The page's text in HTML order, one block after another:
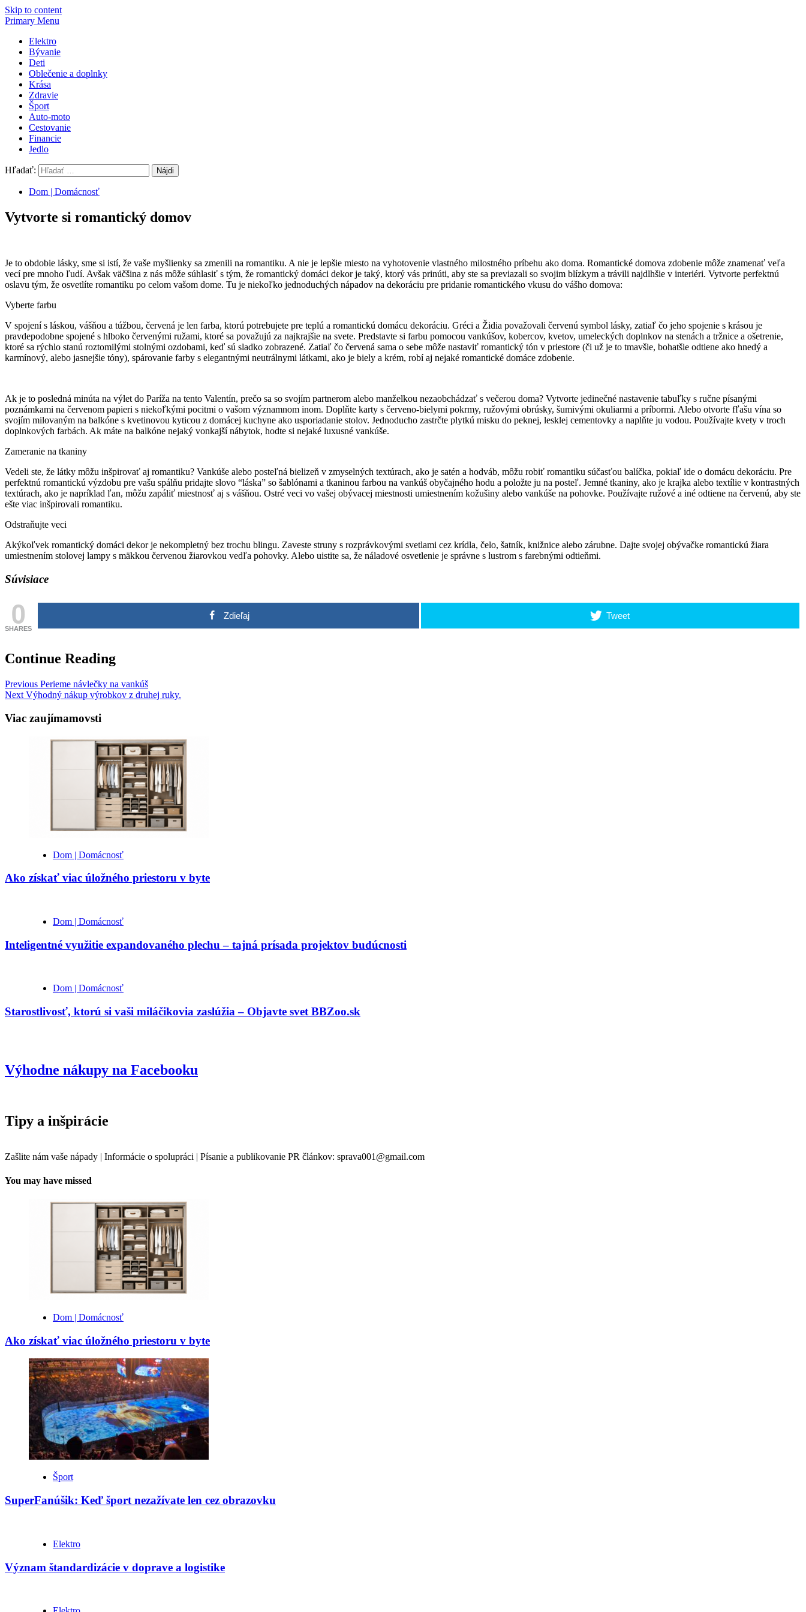
Skip to content
Primary Menu
Elektro
Bývanie
Deti
Oblečenie a doplnky
Krása
Zdravie
Šport
Auto-moto
Cestovanie
Financie
Jedlo
Hľadať:
Dom | Domácnosť
Vytvorte si romantický domov
Je to obdobie lásky, sme si istí, že vaše myšlienky sa zmenili na romantiku. A nie je lepšie miesto na vyhotovenie vlastného milostného príbehu ako doma. Romantické domova zdobenie môže znamenať veľa
vecí pre mnoho ľudí. Avšak väčšina z nás môže súhlasiť s tým, že romantický domáci dekor je taký, ktorý vás prinúti, aby ste sa previazali so svojim blízkym a trávili najdlhšie v interiéri. Vytvorte perfektnú
oslavu tým, že osvetlíte romantiku po celom vašom dome. Tu je niekoľko jednoduchých nápadov na dekoráciu pre pridanie romantického vkusu do vášho domova:
Vyberte farbu
V spojení s láskou, vášňou a túžbou, červená je len farba, ktorú potrebujete pre teplú a romantickú domácu dekoráciu. Gréci a Židia považovali červenú symbol lásky, zatiaľ čo jeho spojenie s krásou je
pravdepodobne spojené s hlboko červenými ružami, ktoré sa považujú za najkrajšie na svete. Predstavte si farbu pomocou vankúšov, kobercov, kvetov, umeleckých doplnkov na stenách a tržnice a ošetrenie,
ktoré sa rýchlo stanú roztomilými stolnými ozdobami, keď sú sladko zobrazené. Zatiaľ čo červená sama o sebe môže nastaviť romantický tón v priestore (či už je to tmavšie, bohatšie odtiene ako hnedý a
karmínový, alebo jasnejšie tóny), spárovanie farby s elegantnými neutrálnymi látkami, ako je biely a krém, robí aj nejaké romantické domáce zdobenie.
Ak je to posledná minúta na výlet do Paríža na tento Valentín, prečo sa so svojím partnerom alebo manželkou nezaobchádzať s večerou doma? Vytvorte jedinečné nastavenie tabuľky s ručne písanými
poznámkami na červenom papieri s niekoľkými pocitmi o vašom významnom inom. Doplňte karty s červeno-bielymi pokrmy, ružovými obrúsky, šumivými okuliarmi a príbormi. Alebo otvorte fľašu vína so
svojím milovaným na balkóne s kvetinovou kyticou z domácej kuchyne ako usporiadanie stolov. Jednoducho zastrčte plytkú misku do peknej, lesklej cementovky a naplňte ju vodou. Používajte kvety v troch
doplnkových farbách. Ak máte na balkóne nejaký vonkajší nábytok, hodte si nejaké luxusné vankúše.
Zameranie na tkaniny
Vedeli ste, že látky môžu inšpirovať aj romantiku? Vankúše alebo posteľná bielizeň v zmyselných textúrach, ako je satén a hodváb, môžu robiť romantiku súčasťou balíčka, pokiaľ ide o domácu dekoráciu. Pre
perfektnú romantickú výzdobu pre vašu spálňu pridajte slovo “láska” so šablónami a tkaninou farbou na vankúš obyčajného hodu a položte ju na posteľ. Jemné tkaniny, ako je krajka alebo textílie v kontrastných
textúrach, ako je napríklad ľan, môžu zapáliť miestnosť aj s vášňou. Ostré veci vo vašej obývacej miestnosti umiestnením kožušiny alebo vankúše na pohovke. Používajte ružové a iné odtiene na červenú, aby ste
ešte viac inšpirovali romantiku.
Odstraňujte veci
Akýkoľvek romantický domáci dekor je nekompletný bez trochu blingu. Zaveste struny s rozprávkovými svetlami cez krídla, čelo, šatník, knižnice alebo zárubne. Dajte svojej obývačke romantickú žiara
umiestnením stolovej lampy s mäkkou červenou žiarovkou vedľa pohovky. Alebo uistite sa, že náladové osvetlenie je správne s lustrom s farebnými odtieňmi.
Súvisiace
0
SHARES
Zdieľaj Tweet
Continue Reading
Previous Perieme návlečky na vankúš
Next Výhodný nákup výrobkov z druhej ruky.
Viac zaujímamovsti
Dom | Domácnosť
Ako získať viac úložného priestoru v byte
Dom | Domácnosť
Inteligentné využitie expandovaného plechu – tajná prísada projektov budúcnosti
Dom | Domácnosť
Starostlivosť, ktorú si vaši miláčikovia zaslúžia – Objavte svet BBZoo.sk
Výhodne nákupy na Facebooku
Tipy a inšpirácie
Zašlite nám vaše nápady | Informácie o spolupráci | Písanie a publikovanie PR článkov: sprava001@gmail.com
You may have missed
Dom | Domácnosť
Ako získať viac úložného priestoru v byte
Šport
SuperFanúšik: Keď šport nezažívate len cez obrazovku
Elektro
Význam štandardizácie v doprave a logistike